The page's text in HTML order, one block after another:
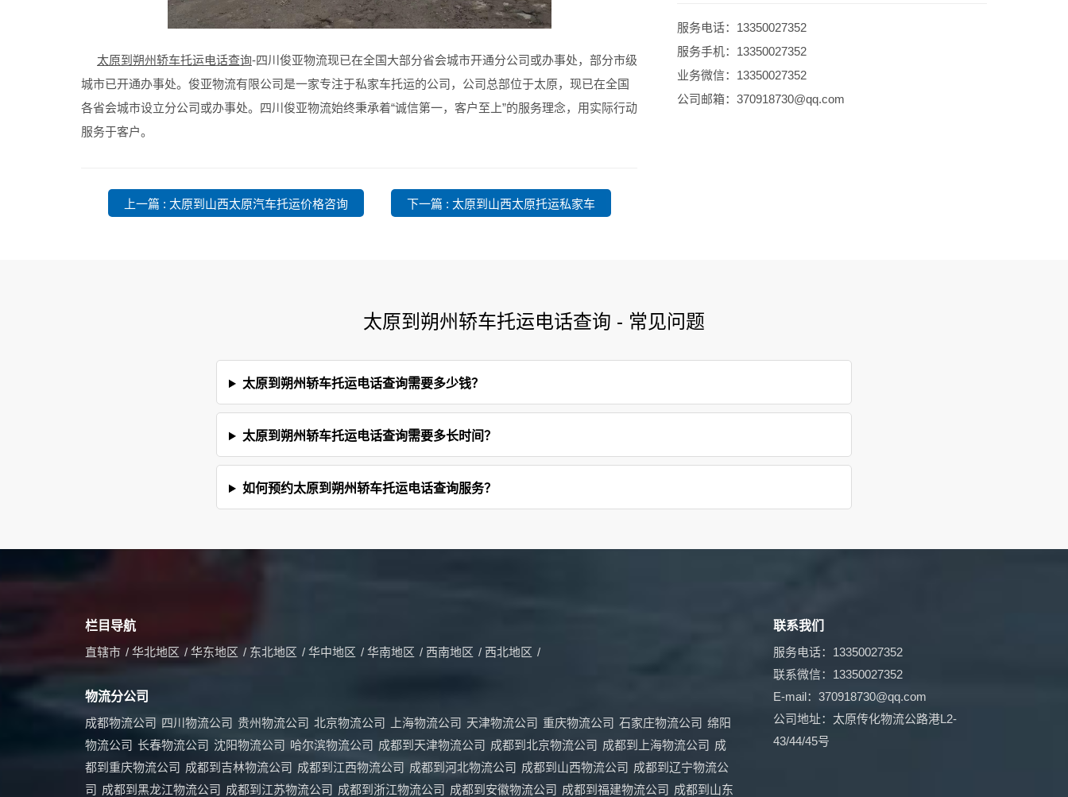
太原到朔州轿车托运电话查询-四川俊亚物流现已在全国大部分省会城市开通分公司或办事处，部分市级
城市已开通办事处。俊亚物流有限公司是一家专注于私家车托运的公司，公司总部位于太原，现已在全国
各省会城市设立分公司或办事处。四川俊亚物流始终秉承着“诚信第一，客户至上”的服务理念，用实际行动
服务于客户。
上一篇 : 太原到山西太原汽车托运价格咨询 下一篇 : 太原到山西太原托运私家车
服务电话：13350027352
服务手机：13350027352
业务微信：13350027352
公司邮箱：370918730@qq.com
太原到朔州轿车托运电话查询 - 常见问题
太原到朔州轿车托运电话查询需要多少钱？
太原到朔州轿车托运电话查询需要多长时间？
如何预约太原到朔州轿车托运电话查询服务？
栏目导航
直辖市 / 华北地区 / 华东地区 / 东北地区 / 华中地区 / 华南地区 / 西南地区 / 西北地区 /
物流分公司
成都物流公司 四川物流公司 贵州物流公司 北京物流公司 上海物流公司 天津物流公司 重庆物流公司 石家庄物流公司 绵阳
物流公司 长春物流公司 沈阳物流公司 哈尔滨物流公司 成都到天津物流公司 成都到北京物流公司 成都到上海物流公司 成
都到重庆物流公司 成都到吉林物流公司 成都到江西物流公司 成都到河北物流公司 成都到山西物流公司 成都到辽宁物流公
司 成都到黑龙江物流公司 成都到江苏物流公司 成都到浙江物流公司 成都到安徽物流公司 成都到福建物流公司 成都到山东
联系我们
服务电话：13350027352
联系微信：13350027352
E-mail：370918730@qq.com
公司地址：太原传化物流公路港L2-
43/44/45号